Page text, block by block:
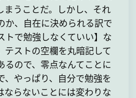
まうことだ。しかし、それ
か、自在に決められる訳で
トで勉強しなくていい】な
テストの空欄を丸暗記して
るので、零点なんてことに
、やっぱり、自分で勉強を
ならないことには変わりな